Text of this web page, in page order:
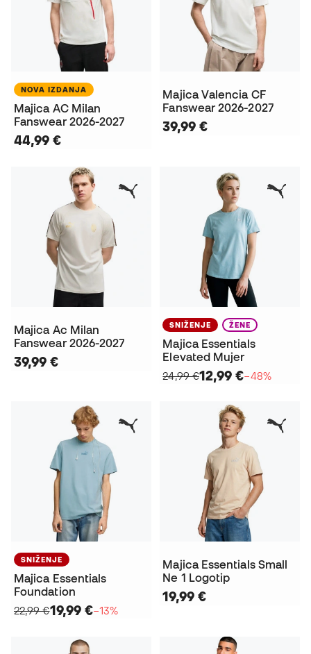
NOVA IZDANJA
Majica AC Milan
Fanswear 2026-2027
44,99 €
Majica Valencia CF
Fanswear 2026-2027
39,99 €
Majica Ac Milan
Fanswear 2026-2027
39,99 €
SNIŽENJE ŽENE
Majica Essentials
Elevated Mujer
24,99 €12,99 €−48%
SNIŽENJE
Majica Essentials
Foundation
22,99 €19,99 €−13%
Majica Essentials Small
Ne 1 Logotip
19,99 €